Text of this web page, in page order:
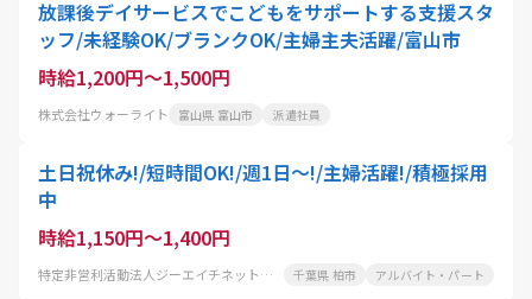
放課後デイサービスでこどもをサポートする支援スタ
ッフ/未経験OK/ブランクOK/主婦主夫活躍/富山市
時給1,200円～1,500円
株式会社ウォーライト 富山県 富山市 派遣社員
土日祝休み!/短時間OK!/週1日～!/主婦活躍!/積極採用
中
時給1,150円～1,400円
特定非営利活動法人ジーエイチネットワーク 居宅ケアサービス和気あいあい 千葉県 柏市 アルバイト・パート